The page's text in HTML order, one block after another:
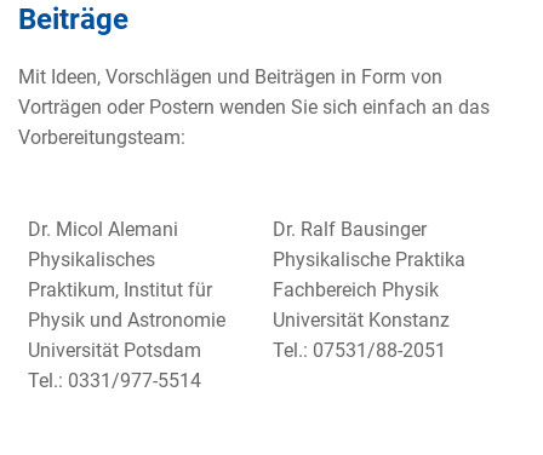
Beiträge
Mit Ideen, Vorschlägen und Beiträgen in Form von
Vorträgen oder Postern wenden Sie sich einfach an das
Vorbereitungsteam:
Dr. Micol Alemani
Physikalisches
Praktikum, Institut für
Physik und Astronomie
Universität Potsdam
Tel.: 0331/977-5514
Dr. Ralf Bausinger
Physikalische Praktika
Fachbereich Physik
Universität Konstanz
Tel.: 07531/88-2051